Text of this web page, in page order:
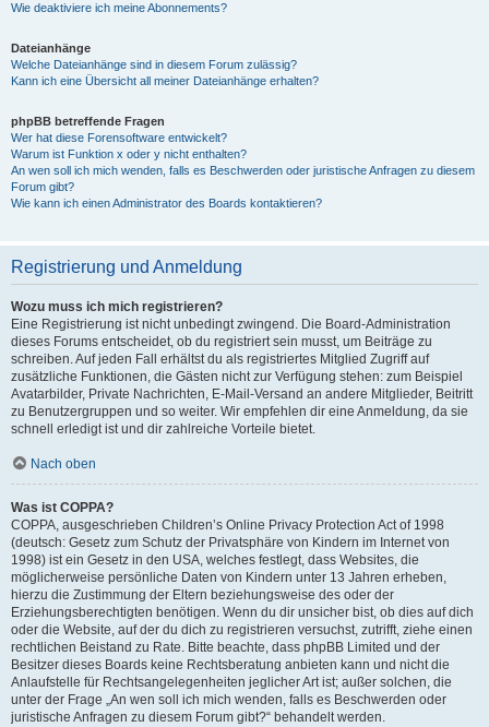
Wie deaktiviere ich meine Abonnements?
Dateianhänge
Welche Dateianhänge sind in diesem Forum zulässig?
Kann ich eine Übersicht all meiner Dateianhänge erhalten?
phpBB betreffende Fragen
Wer hat diese Forensoftware entwickelt?
Warum ist Funktion x oder y nicht enthalten?
An wen soll ich mich wenden, falls es Beschwerden oder juristische Anfragen zu diesem
Forum gibt?
Wie kann ich einen Administrator des Boards kontaktieren?
Registrierung und Anmeldung
Wozu muss ich mich registrieren?
Eine Registrierung ist nicht unbedingt zwingend. Die Board-Administration
dieses Forums entscheidet, ob du registriert sein musst, um Beiträge zu
schreiben. Auf jeden Fall erhältst du als registriertes Mitglied Zugriff auf
zusätzliche Funktionen, die Gästen nicht zur Verfügung stehen: zum Beispiel
Avatarbilder, Private Nachrichten, E-Mail-Versand an andere Mitglieder, Beitritt
zu Benutzergruppen und so weiter. Wir empfehlen dir eine Anmeldung, da sie
schnell erledigt ist und dir zahlreiche Vorteile bietet.
Nach oben
Was ist COPPA?
COPPA, ausgeschrieben Children’s Online Privacy Protection Act of 1998
(deutsch: Gesetz zum Schutz der Privatsphäre von Kindern im Internet von
1998) ist ein Gesetz in den USA, welches festlegt, dass Websites, die
möglicherweise persönliche Daten von Kindern unter 13 Jahren erheben,
hierzu die Zustimmung der Eltern beziehungsweise des oder der
Erziehungsberechtigten benötigen. Wenn du dir unsicher bist, ob dies auf dich
oder die Website, auf der du dich zu registrieren versuchst, zutrifft, ziehe einen
rechtlichen Beistand zu Rate. Bitte beachte, dass phpBB Limited und der
Besitzer dieses Boards keine Rechtsberatung anbieten kann und nicht die
Anlaufstelle für Rechtsangelegenheiten jeglicher Art ist; außer solchen, die
unter der Frage „An wen soll ich mich wenden, falls es Beschwerden oder
juristische Anfragen zu diesem Forum gibt?“ behandelt werden.